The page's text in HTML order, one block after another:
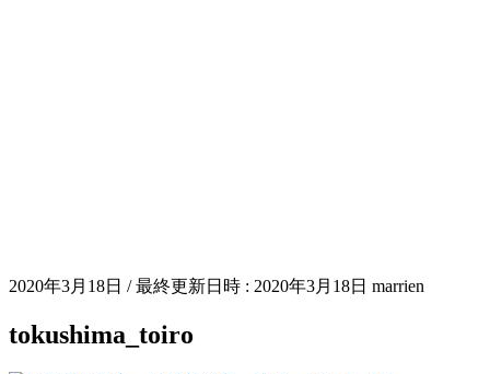
2020年3月18日 / 最終更新日時 : 2020年3月18日 marrien
tokushima_toiro